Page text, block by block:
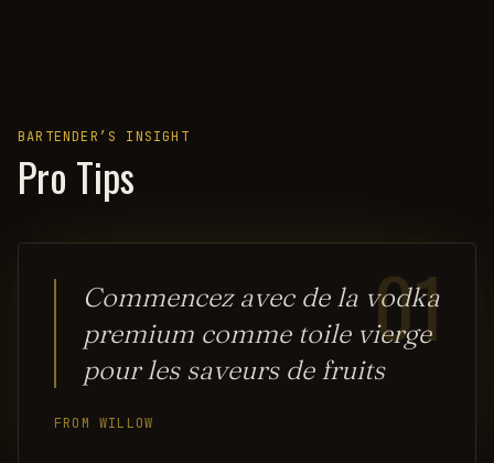
BARTENDER’S INSIGHT
Pro Tips
01
Commencez avec de la vodka
premium comme toile vierge
pour les saveurs de fruits
FROM WILLOW